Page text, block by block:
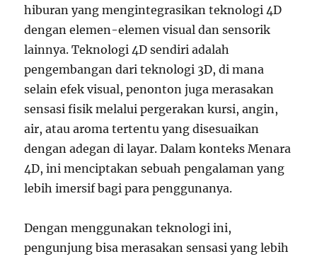
hiburan yang mengintegrasikan teknologi 4D
dengan elemen-elemen visual dan sensorik
lainnya. Teknologi 4D sendiri adalah
pengembangan dari teknologi 3D, di mana
selain efek visual, penonton juga merasakan
sensasi fisik melalui pergerakan kursi, angin,
air, atau aroma tertentu yang disesuaikan
dengan adegan di layar. Dalam konteks Menara
4D, ini menciptakan sebuah pengalaman yang
lebih imersif bagi para penggunanya.
Dengan menggunakan teknologi ini,
pengunjung bisa merasakan sensasi yang lebih